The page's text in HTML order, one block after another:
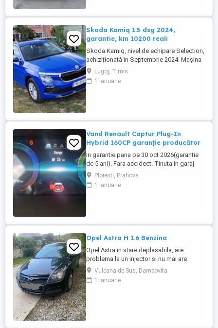
Skoda Kamiq 1.5 dsg 2024,
garantie, km 10200 reali
Skoda Kamiq, nivel de echipare Selection,
achiziționată în Septembrie 2024. Mașina
se află într-o stare impecabila. Detalii
tehnice: Motorizare: 1.5 TSI, 150 CP
Transmisie: Automată DSG An fabricație:
Lugoj, Timis
1 ianuarie
Vand Renault Captur Plug-In
Hybrid 160CP garanție producător
In garantie pana pe 30 oct 2026(garantie
de 5 ani). Fara accidect. Tinuta in garaj
(arata ca noua, nu are zgarieturi). Folosita
doar la naveta(30km zilnic). Nu are urme
de uzura, placutele si discurile nu sunt
Ploiesti, Prahova
1 ianuarie
Opel Astra H 1.6 Benzina
Opel Astra in stare deplasabila, are
problema la un injector si nu mai are
putere dar se poate deplasa, pretul este
negociabil la fata locului, masina are si
instalație Gpl omologată.
Vulcana de Sus, Dambovita
1 ianuarie